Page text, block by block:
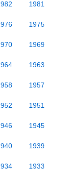
1981
1975
1969
1963
1957
1951
1945
1939
1933